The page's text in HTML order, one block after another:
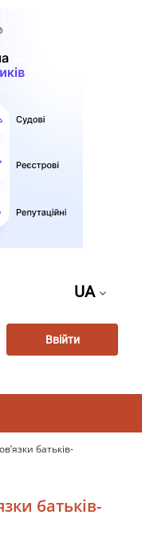
UA
Ввійти
батьків-
батьків-